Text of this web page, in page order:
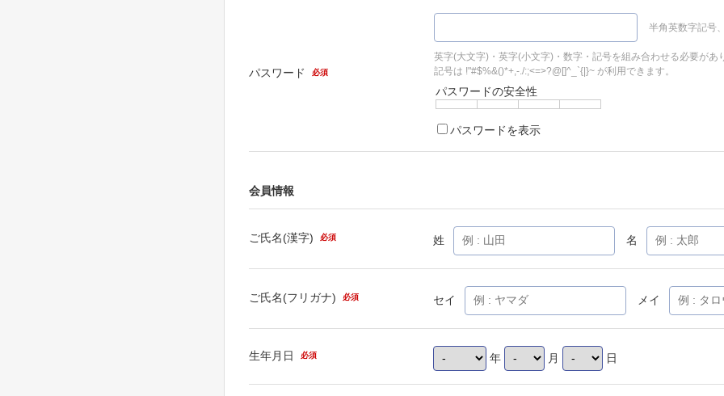
パスワード 必須
半角英数字記号
英字(大文字)・英字(小文字)・数字・記号を組み合わせる必要があ
記号は !"#$%&()*+,-./:;<=>?@[]^_`{|}~ が利用できます。
パスワードの安全性
パスワードを表示
会員情報
ご氏名(漢字) 必須 姓 名
ご氏名(フリガナ) 必須 セイ メイ
生年月日 必須 年 月 日